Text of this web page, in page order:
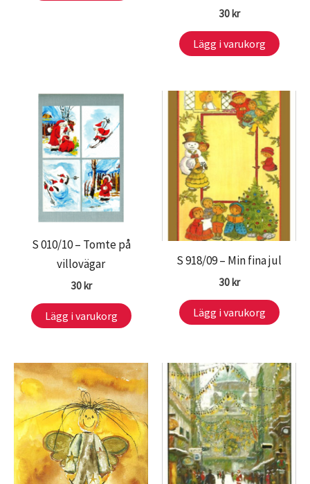
30kr
Lägg i varukorg
S 010/10 – Tomte på
villovägar
30 kr
Lägg i varukorg
S 918/09 – Min fina jul
30 kr
Lägg i varukorg